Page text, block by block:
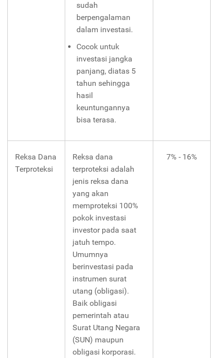
sudah
berpengalaman
dalam investasi.
Cocok untuk
investasi jangka
panjang, diatas 5
tahun sehingga
hasil
keuntungannya
bisa terasa.
Reksa Dana
Terproteksi
Reksa dana
terproteksi adalah
jenis reksa dana
yang akan
memproteksi 100%
pokok investasi
investor pada saat
jatuh tempo.
Umumnya
berinvestasi pada
instrumen surat
utang (obligasi).
Baik obligasi
pemerintah atau
Surat Utang Negara
(SUN) maupun
obligasi korporasi.
7% - 16%